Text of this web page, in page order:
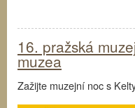
16. pražská
muzea
Zažijte muzejní noc s